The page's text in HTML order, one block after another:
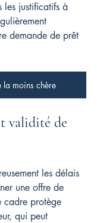
les justificatifs à
demande de prêt
moins chère
validité de
les délais
une offre de
cadre protège
qui peut